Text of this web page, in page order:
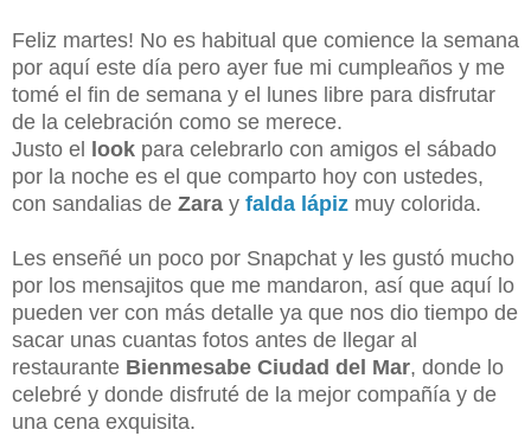
Feliz martes! No es habitual que comience la semana
por aquí este día pero ayer fue mi cumpleaños y me
tomé el fin de semana y el lunes libre para disfrutar
de la celebración como se merece.
Justo el look para celebrarlo con amigos el sábado
por la noche es el que comparto hoy con ustedes,
con sandalias de Zara y falda lápiz muy colorida.
Les enseñé un poco por Snapchat y les gustó mucho
por los mensajitos que me mandaron, así que aquí lo
pueden ver con más detalle ya que nos dio tiempo de
sacar unas cuantas fotos antes de llegar al
restaurante Bienmesabe Ciudad del Mar, donde lo
celebré y donde disfruté de la mejor compañía y de
una cena exquisita.